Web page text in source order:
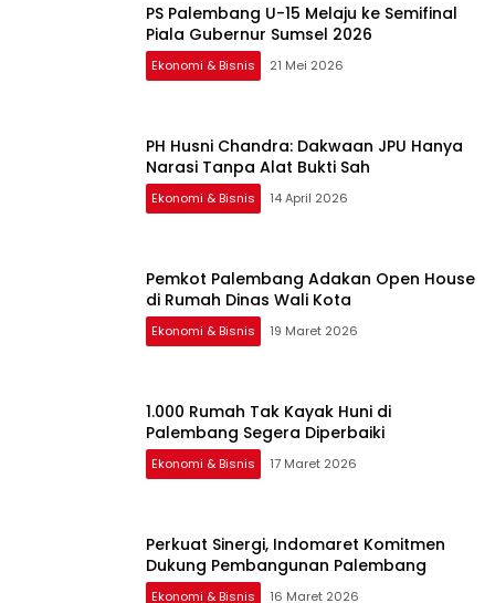
PS Palembang U-15 Melaju ke Semifinal
Piala Gubernur Sumsel 2026
Ekonomi & Bisnis 21 Mei 2026
PH Husni Chandra: Dakwaan JPU Hanya
Narasi Tanpa Alat Bukti Sah
Ekonomi & Bisnis 14 April 2026
Pemkot Palembang Adakan Open House
di Rumah Dinas Wali Kota
Ekonomi & Bisnis 19 Maret 2026
1.000 Rumah Tak Kayak Huni di
Palembang Segera Diperbaiki
Ekonomi & Bisnis 17 Maret 2026
Perkuat Sinergi, Indomaret Komitmen
Dukung Pembangunan Palembang
Ekonomi & Bisnis 16 Maret 2026